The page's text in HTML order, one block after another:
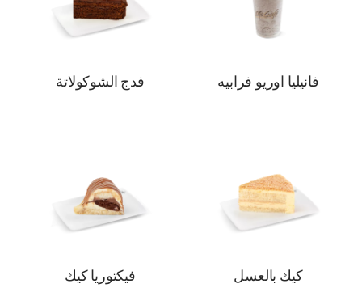
فانيليا اوريو فرابيه فدج الشوكولاتة
كيك بالعسل فيكتوريا كيك